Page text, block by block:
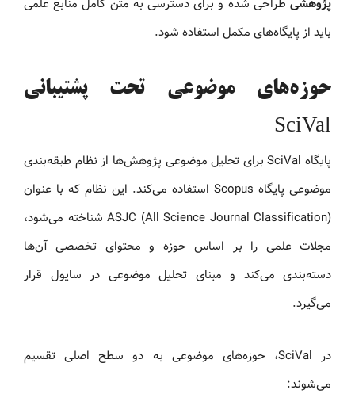
پژوهشی طراحی شده و برای دسترسی به متن کامل منابع علمی
باید از پایگاه‌های مکمل استفاده شود.
حوزه‌های موضوعی تحت پشتیبانی
SciVal
پایگاه SciVal برای تحلیل موضوعی پژوهش‌ها از نظام طبقه‌بندی
موضوعی پایگاه Scopus استفاده می‌کند. این نظام که با عنوان
ASJC (All Science Journal Classification) شناخته می‌شود،
مجلات علمی را بر اساس حوزه و محتوای تخصصی آن‌ها
دسته‌بندی می‌کند و مبنای تحلیل موضوعی در سایول قرار
می‌گیرد.
در SciVal، حوزه‌های موضوعی به دو سطح اصلی تقسیم
می‌شوند: